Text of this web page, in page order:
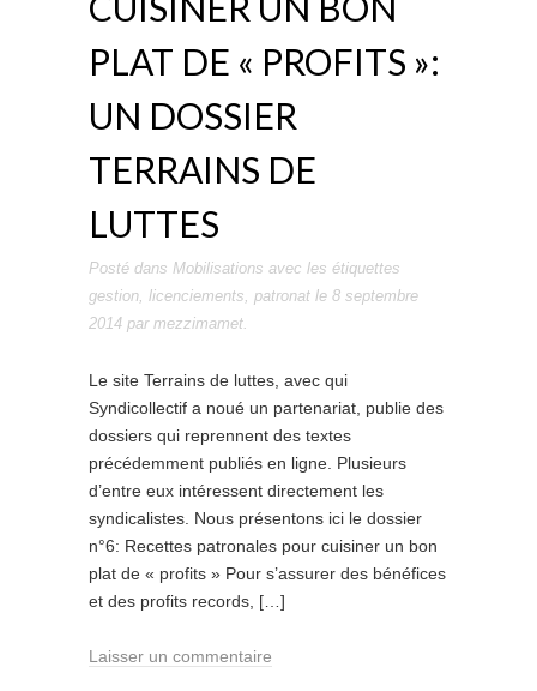
PLAT DE « PROFITS »:
UN DOSSIER
TERRAINS DE
LUTTES
Posté dans Mobilisations avec les étiquettes
gestion, licenciements, patronat le 8 septembre
2014 par mezzimamet.
Le site Terrains de luttes, avec qui
Syndicollectif a noué un partenariat, publie des
dossiers qui reprennent des textes
précédemment publiés en ligne. Plusieurs
d’entre eux intéressent directement les
syndicalistes. Nous présentons ici le dossier
n°6: Recettes patronales pour cuisiner un bon
plat de « profits » Pour s’assurer des bénéfices
et des profits records, […]
Laisser un commentaire